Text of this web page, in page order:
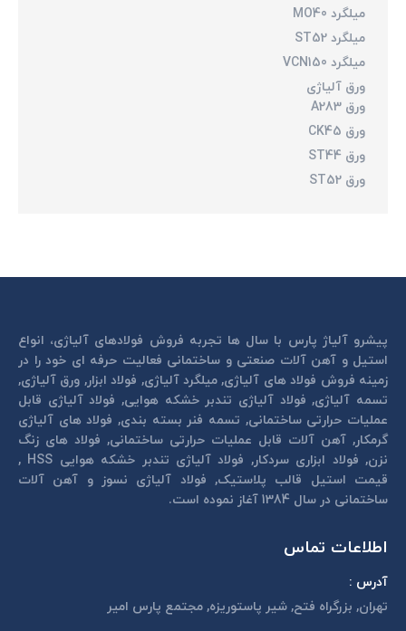
میلگرد MO40
میلگرد ST52
میلگرد VCN150
ورق آلیاژی
ورق A283
ورق CK45
ورق ST44
ورق ST52
پیشرو آلیاژ پارس با سال ها تجربه فروش فولادهای آلیاژی، انواع
استیل و آهن آلات صنعتی و ساختمانی فعالیت حرفه ای خود را در
زمینه فروش فولاد های آلیاژی, میلگرد آلیاژی, فولاد ابزار, ورق آلیاژی,
تسمه آلیاژی, فولاد آلیاژی تندبر خشكه هوايی, فولاد آلیاژی قابل
عمليات حرارتی ساختمانی, تسمه فنر بسته بندی, فولاد های آلیاژی
گرمكار, آهن آلات قابل عمليات حرارتی ساختمانی, فولاد های زنگ
نزن, فولاد ابزاری سردكار, فولاد آلیاژی تندبر خشكه هوايی HSS ,
قیمت استیل قالب پلاستيک, فولاد آلیاژی نسوز و آهن آلات
ساختمانی در سال 1384 آغاز نموده است.
اطلاعات تماس
آدرس :
تهران, بزرگراه فتح, شير پاستوريزه, مجتمع پارس امير